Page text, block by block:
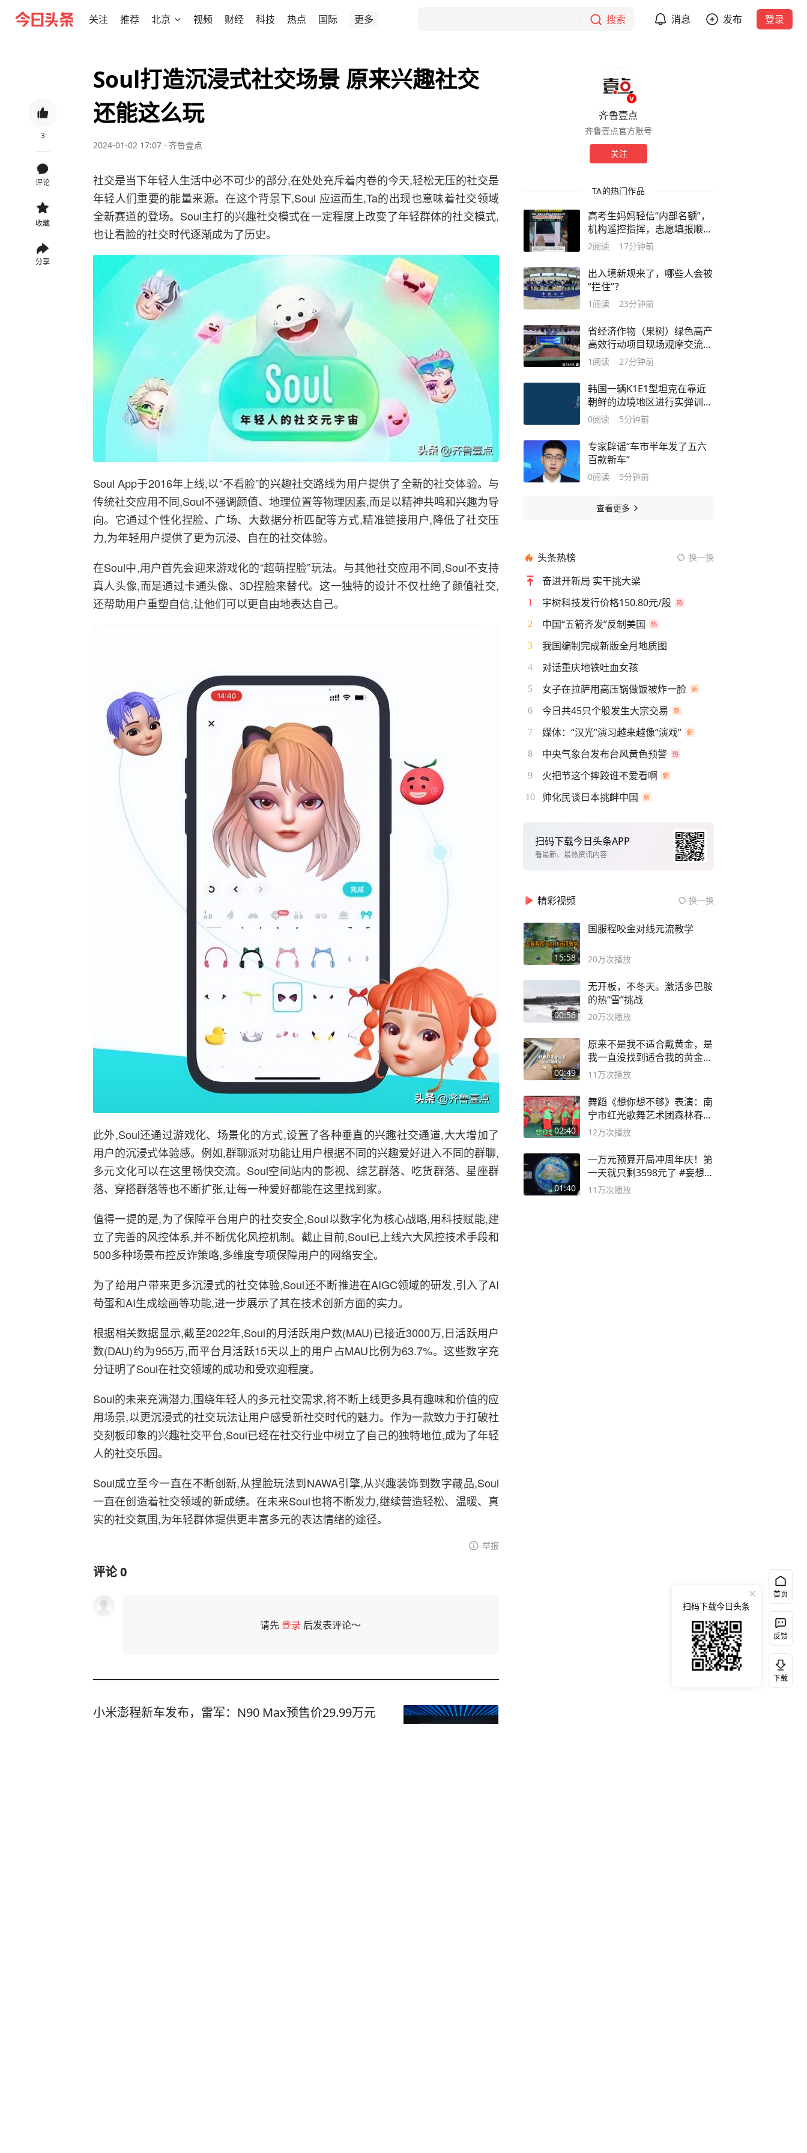
关注 推荐 北京 视频 财经 科技 热点 国际 更多 搜索 消息 发布 登录
3
评论
收藏
分享
Soul打造沉浸式社交场景 原来兴趣社交
还能这么玩
2024-01-02 17:07 · 齐鲁壹点
社交是当下年轻人生活中必不可少的部分,在处处充斥着内卷的今天,轻松无压的社交是
年轻人们重要的能量来源。在这个背景下,Soul 应运而生,Ta的出现也意味着社交领域
全新赛道的登场。Soul主打的兴趣社交模式在一定程度上改变了年轻群体的社交模式,
也让看脸的社交时代逐渐成为了历史。
Soul App于2016年上线,以“不看脸”的兴趣社交路线为用户提供了全新的社交体验。与
传统社交应用不同,Soul不强调颜值、地理位置等物理因素,而是以精神共鸣和兴趣为导
向。它通过个性化捏脸、广场、大数据分析匹配等方式,精准链接用户,降低了社交压
力,为年轻用户提供了更为沉浸、自在的社交体验。
在Soul中,用户首先会迎来游戏化的“超萌捏脸”玩法。与其他社交应用不同,Soul不支持
真人头像,而是通过卡通头像、3D捏脸来替代。这一独特的设计不仅杜绝了颜值社交,
还帮助用户重塑自信,让他们可以更自由地表达自己。
此外,Soul还通过游戏化、场景化的方式,设置了各种垂直的兴趣社交通道,大大增加了
用户的沉浸式体验感。例如,群聊派对功能让用户根据不同的兴趣爱好进入不同的群聊,
多元文化可以在这里畅快交流。Soul空间站内的影视、综艺群落、吃货群落、星座群
落、穿搭群落等也不断扩张,让每一种爱好都能在这里找到家。
值得一提的是,为了保障平台用户的社交安全,Soul以数字化为核心战略,用科技赋能,建
立了完善的风控体系,并不断优化风控机制。截止目前,Soul已上线六大风控技术手段和
500多种场景布控反诈策略,多维度专项保障用户的网络安全。
为了给用户带来更多沉浸式的社交体验,Soul还不断推进在AIGC领域的研发,引入了AI
苟蛋和AI生成绘画等功能,进一步展示了其在技术创新方面的实力。
根据相关数据显示,截至2022年,Soul的月活跃用户数(MAU)已接近3000万,日活跃用户
数(DAU)约为955万,而平台月活跃15天以上的用户占MAU比例为63.7%。这些数字充
分证明了Soul在社交领域的成功和受欢迎程度。
Soul的未来充满潜力,围绕年轻人的多元社交需求,将不断上线更多具有趣味和价值的应
用场景,以更沉浸式的社交玩法让用户感受新社交时代的魅力。作为一款致力于打破社
交刻板印象的兴趣社交平台,Soul已经在社交行业中树立了自己的独特地位,成为了年轻
人的社交乐园。
Soul成立至今一直在不断创新,从捏脸玩法到NAWA引擎,从兴趣装饰到数字藏品,Soul
一直在创造着社交领域的新成绩。在未来Soul也将不断发力,继续营造轻松、温暖、真
实的社交氛围,为年轻群体提供更丰富多元的表达情绪的途径。
举报
评论0
请先登录 后发表评论～
小米澎程新车发布，雷军：N90 Max预售价29.99万元
齐鲁壹点
齐鲁壹点官方账号
关注
TA的热门作品
高考生妈妈轻信“内部名额”，
机构遥控指挥，志愿填报顺序
被锁定
2阅读 17分钟前
出入境新规来了，哪些人会被
“拦住”？
1 阅读 23分钟前
省经济作物（果树）绿色高产
高效行动项目现场观摩交流会
落地栖霞
1 阅读 27分钟前
韩国一辆K1E1型坦克在靠近
朝鲜的边境地区进行实弹训练
期间起火，韩国军方和消防部
0阅读 5分钟前
专家辟谣“车市半年发了五六
百款新车”
0阅读 5分钟前
查看更多
头条热榜 换一换
奋进开新局 实干挑大梁
1 宇树科技发行价格150.80元/股
2 中国“五箭齐发”反制美国
3 我国编制完成新版全月地质图
4 对话重庆地铁吐血女孩
5 女子在拉萨用高压锅做饭被炸一脸
6 今日共45只个股发生大宗交易
7 媒体：“汉光”演习越来越像“演戏”
8 中央气象台发布台风黄色预警
9 火把节这个摔跤谁不爱看啊
10 帅化民谈日本挑衅中国
扫码下载今日头条APP
看最新、最热资讯内容
精彩视频 换一换
15:58
国服程咬金对线元流教学
20万次播放
00:56
无开板，不冬天。激活多巴胺
的热“雪”挑战
20万次播放
00:49
原来不是我不适合戴黄金，是
我一直没找到适合我的黄金
😭
11万次播放
02:40
舞蹈《想你想不够》表演：南
宁市红光歌舞艺术团森林春红
舞蹈队。
12万次播放
01:40
一万元预算开局冲周年庆！第
一天就只剩3598元了 #妄想山
海
11万次播放
首页
反馈
下载
扫码下载今日头条